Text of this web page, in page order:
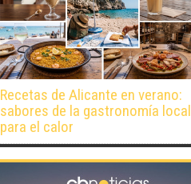
Recetas de Alicante en verano:
sabores de la gastronomía local
para el calor